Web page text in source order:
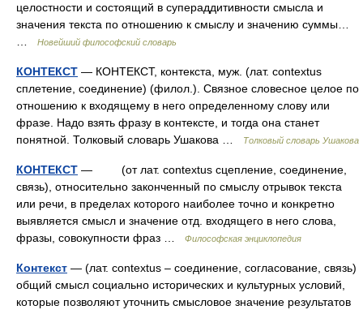
целостности и состоящий в супераддитивности смысла и
значения текста по отношению к смыслу и значению суммы…
Новейший философский словарь
КОНТЕКСТ — КОНТЕКСТ, контекста, муж. (лат. contextus
сплетение, соединение) (филол.). Связное словесное целое по
отношению к входящему в него определенному слову или
фразе. Надо взять фразу в контексте, и тогда она станет
понятной. Толковый словарь Ушакова …
Толковый словарь Ушакова
КОНТЕКСТ — (от лат. contextus сцепление, соединение,
связь), относительно законченный по смыслу отрывок текста
или речи, в пределах которого наиболее точно и конкретно
выявляется смысл и значение отд. входящего в него слова,
фразы, совокупности фраз …
Философская энциклопедия
Контекст — (лат. contextus – соединение, согласование, связь)
общий смысл социально исторических и культурных условий,
которые позволяют уточнить смысловое значение результатов